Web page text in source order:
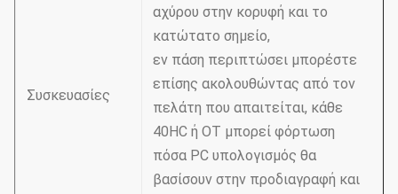
Συσκευασίες
αχύρου στην κορυφή και το
κατώτατο σημείο,
εν πάση περιπτώσει μπορέστε
επίσης ακολουθώντας από τον
πελάτη που απαιτείται, κάθε
40HC ή OT μπορεί φόρτωση
πόσα PC υπολογισμός θα
βασίσουν στην προδιαγραφή και